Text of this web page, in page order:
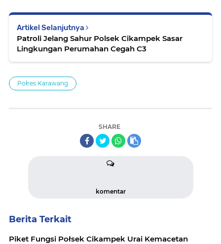
Artikel Selanjutnya
Patroli Jelang Sahur Polsek Cikampek Sasar
Lingkungan Perumahan Cegah C3
Połres Karawang
SHARE
komentar
Berita Terkait
Piket Fungsi Połsek Cikampek Urai Kemacetan